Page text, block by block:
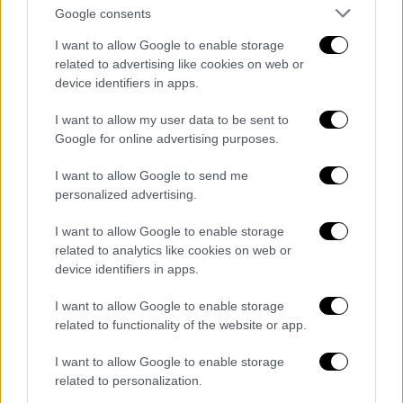
Google consents
I want to allow Google to enable storage
related to advertising like cookies on web or
device identifiers in apps.
I want to allow my user data to be sent to
Google for online advertising purposes.
I want to allow Google to send me
personalized advertising.
I want to allow Google to enable storage
related to analytics like cookies on web or
device identifiers in apps.
I want to allow Google to enable storage
related to functionality of the website or app.
I want to allow Google to enable storage
related to personalization.
αρχές, δίνοντας ότι υλικό του είχε ζητηθεί,
εκφράζοντας παράλληλα τη δυσάρεστη
έκπληξη όταν εκδόθηκε το ένταλμα
σύλληψης.
Τουλάχιστον 274 τα θύματα
Σημειώνεται ότι το κύκλωμα εξαπάτησε
τουλάχιστον 274 γυναίκες σε 529
ψευδώς ότι τις υπέβαλαν σε
εμβρυομεταφορά (εικονική), πράξη που
ουδέποτε συντελέστηκε ή/και ότι
κρυοσυντήρησαν γενετικό υλικό στην
τράπεζα κρυοσυντήρησης, ενώ στην
πραγματικότητα ουδέποτε υπήρξε γενετικό
υλικό για να κρυοσυντηρηθεί, χορηγώντας